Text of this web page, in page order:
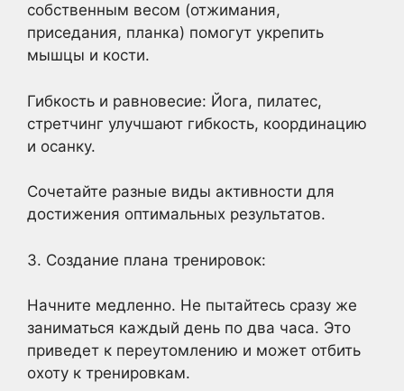
собственным весом (отжимания,
приседания, планка) помогут укрепить
мышцы и кости.
Гибкость и равновесие: Йога, пилатес,
стретчинг улучшают гибкость, координацию
и осанку.
Сочетайте разные виды активности для
достижения оптимальных результатов.
3. Создание плана тренировок:
Начните медленно. Не пытайтесь сразу же
заниматься каждый день по два часа. Это
приведет к переутомлению и может отбить
охоту к тренировкам.